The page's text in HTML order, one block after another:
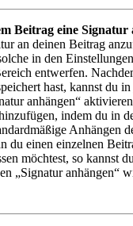
Beitrag eine Signatur
an deinen Beitrag
in den
entwerfen.
hast, kannst du
anhängen“
indem du in
Anhängen
du einen einzelnen
möchtest, so kannst
„Signatur anhängen“